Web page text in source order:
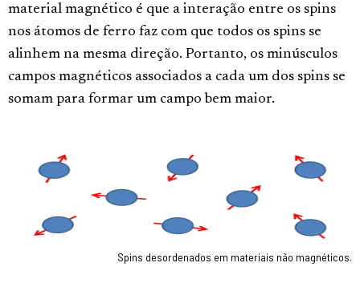
material magnético é que a interação entre os spins
nos átomos de ferro faz com que todos os spins se
alinhem na mesma direção. Portanto, os minúsculos
campos magnéticos associados a cada um dos spins se
somam para formar um campo bem maior.
Spins desordenados em materiais não magnéticos.